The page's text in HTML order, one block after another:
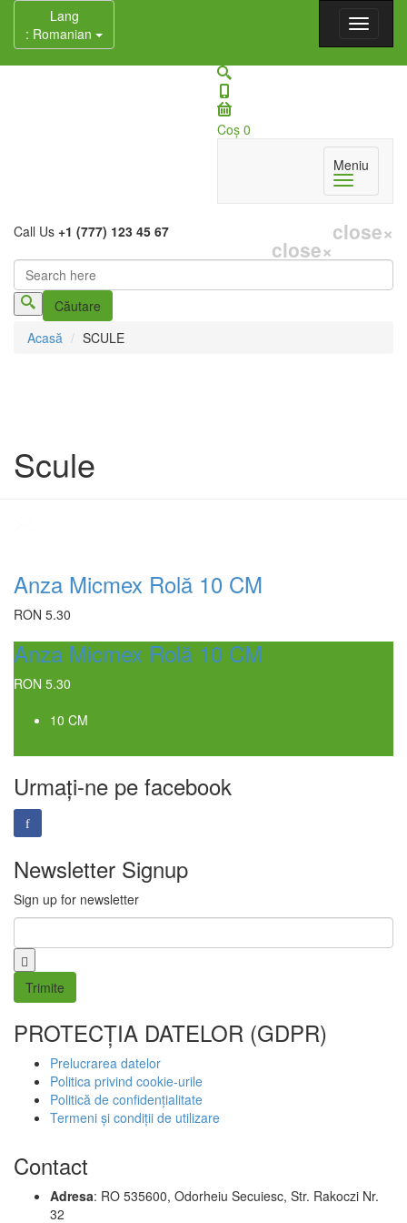
Lang
: Romanian
Coş 0
Meniu
close×
Call Us +1 (777) 123 45 67
close×
Formular de căutare
Acasă SCULE
Scule
Anza Micmex Rolă 10 CM
RON 5.30
Anza Micmex Rolă 10 CM
RON 5.30
10 CM
Urmați-ne pe facebook
Newsletter Signup
Sign up for newsletter
PROTECȚIA DATELOR (GDPR)
Prelucrarea datelor
Politica privind cookie-urile
Politică de confidențialitate
Termeni și condiții de utilizare
Contact
Adresa: RO 535600, Odorheiu Secuiesc, Str. Rakoczi Nr.
32